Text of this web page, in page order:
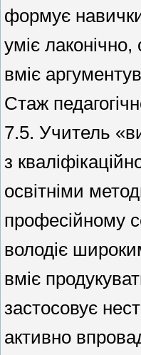
формує навички
уміє
вміє
Стаж
7.5. Учитель
з
освітніми
професійному
володіє
вміє
застосовує
активно